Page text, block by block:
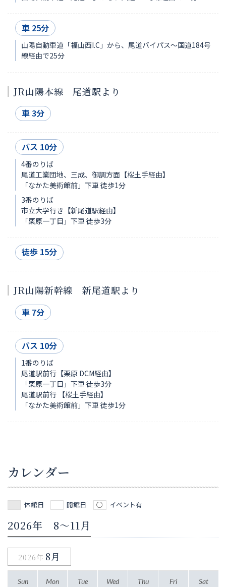
車 25分
山陽自動車道「福山西I.C」から、尾道バイパス～国道184号
線経由で25分
JR山陽本線 尾道駅より
車 3分
バス 10分
4番のりば
尾道工業団地、三成、御調方面【桜土手経由】
「なかた美術館前」下車 徒歩1分
3番のりば
市立大学行き【新尾道駅経由】
「栗原一丁目」下車 徒歩3分
徒歩 15分
JR山陽新幹線 新尾道駅より
車 7分
バス 10分
1番のりば
尾道駅前行【栗原 DCM経由】
「栗原一丁目」下車 徒歩3分
尾道駅前行 【桜土手経由】
「なかた美術館前」下車 徒歩1分
カレンダー
休館日 開館日 イベント有
2026年 8～11月
2026年 8月
Sun Mon Tue Wed Thu Fri Sat